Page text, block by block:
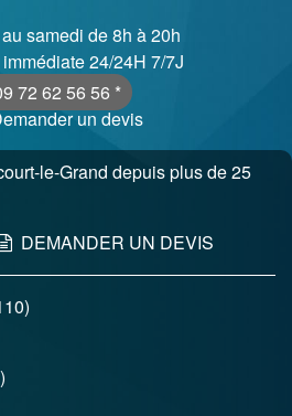
samedi de 8h à 20h
24/24H 7/7J
72 62 56 56 *
un devis
le-Grand depuis plus de 25
DEMANDER UN DEVIS